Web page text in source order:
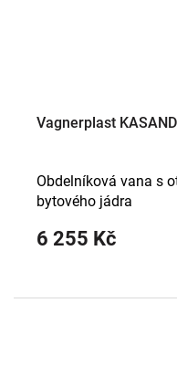
Vagnerplast
6 255 Kč
Obdelníková vana s
bytového jádra